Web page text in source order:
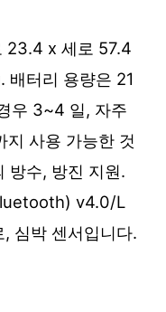
23.4 x 세로 57.4
배터리 용량은 21
우 3~4 일, 자주
지 사용 가능한 것
방수, 방진 지원.
v4.0/L
심박 센서입니다.